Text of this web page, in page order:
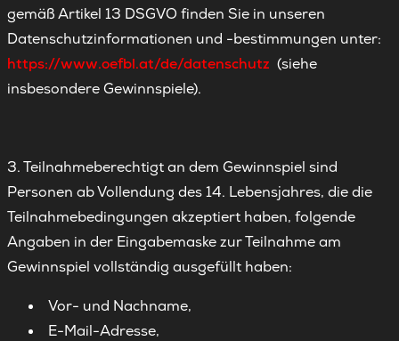
gemäß Artikel 13 DSGVO finden Sie in unseren
Datenschutzinformationen und -bestimmungen unter:
https://www.oefbl.at/de/datenschutz (siehe
insbesondere Gewinnspiele).
3. Teilnahmeberechtigt an dem Gewinnspiel sind
Personen ab Vollendung des 14. Lebensjahres, die die
Teilnahmebedingungen akzeptiert haben, folgende
Angaben in der Eingabemaske zur Teilnahme am
Gewinnspiel vollständig ausgefüllt haben:
Vor- und Nachname,
E-Mail-Adresse,